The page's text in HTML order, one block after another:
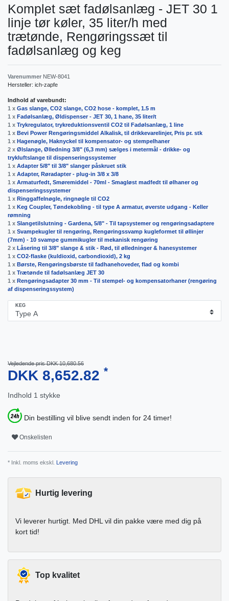
Komplet sæt fadølsanlæg - JET 30 1
linje tør køler, 35 liter/h med
trætønde, Rengøringssæt til
fadølsanlæg og keg
Varenummer NEW-8041
Hersteller: ich-zapfe
Indhold af varebundt:
1 x Gas slange, CO2 slange, CO2 hose - komplet, 1.5 m
1 x Fadølsanlæg, Øldispenser - JET 30, 1 hane, 35 liter/t
1 x Trykregulator, trykreduktionsventil CO2 til Fadølsanlæg, 1 line
1 x Bevi Power Rengøringsmiddel Alkalisk, til drikkevarelinjer, Pris pr. stk
1 x Hagenøgle, Haknyckel til kompensator- og stempelhaner
2 x Ølslange, Ølledning 3/8" (6,3 mm) sælges i metermål - drikke- og
trykluftslange til dispenseringssystemer
1 x Adapter 5/8" til 3/8" slanger påskruet stik
1 x Adapter, Røradapter - plug-in 3/8 x 3/8
1 x Armaturfedt, Smøremiddel - 70ml - Smagløst madfedt til ølhaner og
dispenseringssystemer
1 x Ringgaffelnøgle, ringnøgle til CO2
1 x Keg Coupler, Tøndekobling - til type A armatur, øverste udgang - Keller
rømning
1 x Slangetilslutning - Gardena, 5/8" - Til tapsystemer og rengøringsadaptere
1 x Svampekugler til rengøring, Rengøringssvamp kugleformet til øllinjer
(7mm) - 10 svampe gummikugler til mekanisk rengøring
2 x Låsering til 3/8" slange & stik - Rød, til ølledninger & hanesystemer
1 x CO2-flaske (kuldioxid, carbondioxid), 2 kg
1 x Børste, Rengøringsbørste til fadhanehoveder, flad og kombi
1 x Trætønde til fadølsanlæg JET 30
1 x Rengøringsadapter 30 mm - Til stempel- og kompensatorhaner (rengøring
af dispenseringssystem)
KEG
Vejledende pris DKK 10,680.56
DKK 8,652.82 *
Indhold 1 stykke
Din bestilling vil blive sendt inden for 24 timer!
Onskelisten
* Inkl. moms ekskl. Levering
Hurtig levering
Vi leverer hurtigt. Med DHL vil din pakke være med dig på
kort tid!
Top kvalitet